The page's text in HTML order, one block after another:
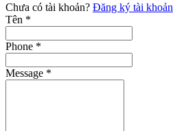
Chưa có tài khoản? Đăng ký tài khoản
Tên *
Phone *
Message *